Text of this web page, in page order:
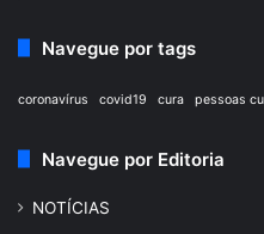
Navegue por tags
coronavírus covid19 cura pessoas
Navegue por Editoria
NOTÍCIAS